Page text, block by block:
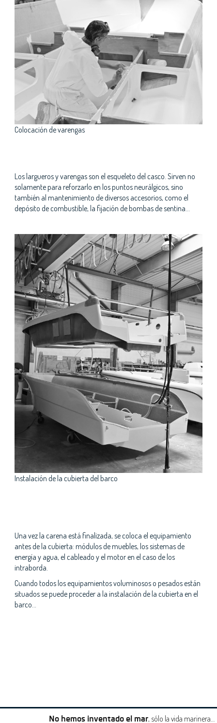
Los largueros y varengas son el esqueleto del casco. Sirven no
solamente para reforzarlo en los puntos neurálgicos, sino
también al mantenimiento de diversos accesorios, como el
depósito de combustible, la fijación de bombas de sentina…
Colocación de varengas
Instalación de la cubierta del barco
Una vez la carena está finalizada, se coloca el equipamiento
antes de la cubierta: módulos de muebles, los sistemas de
energía y agua, el cableado y el motor en el caso de los
intraborda.
Cuando todos los equipamientos voluminosos o pesados están
situados se puede proceder a la instalación de la cubierta en el
barco...
No hemos inventado el mar, sólo la vida marinera…